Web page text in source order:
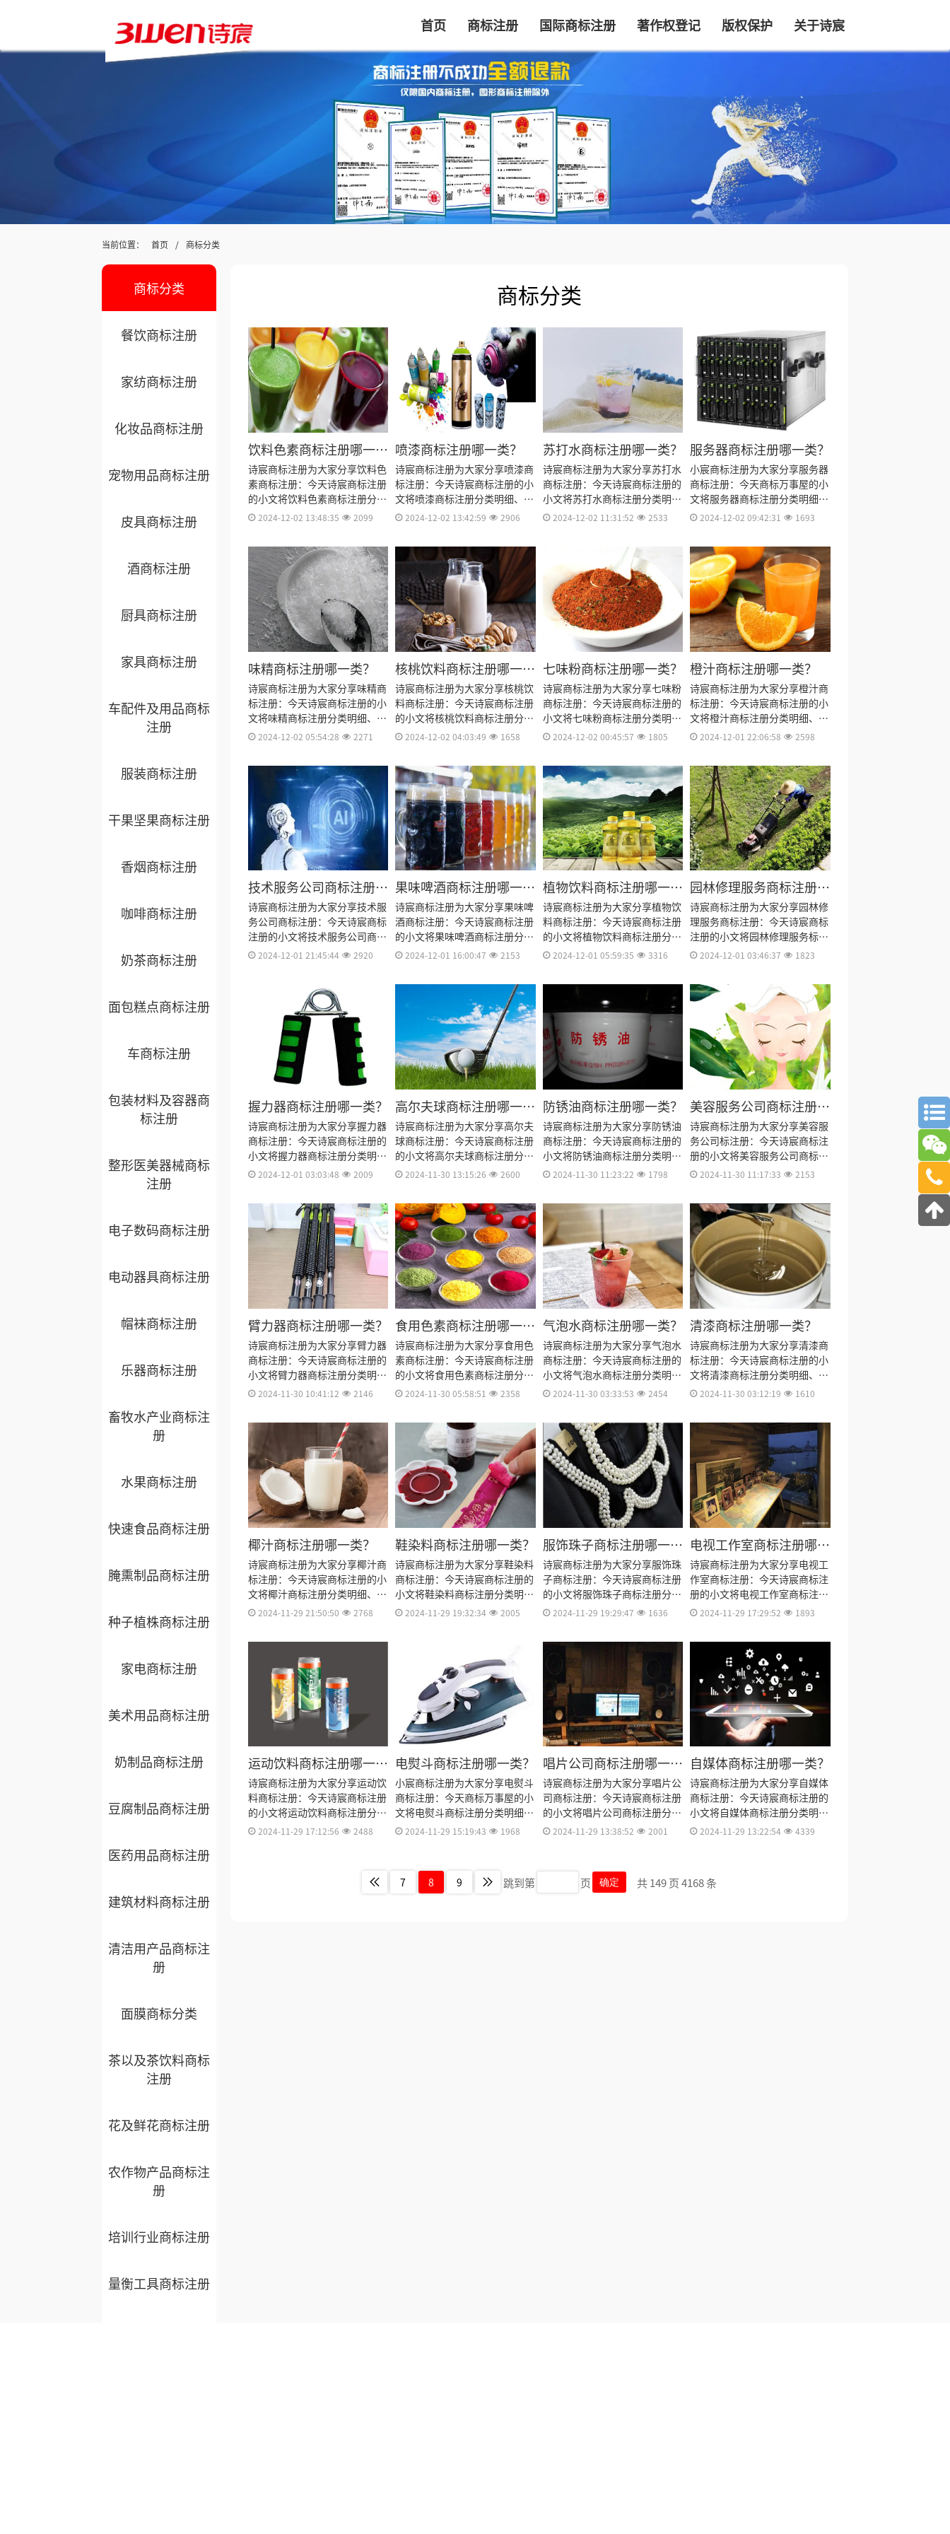
首页 商标注册 国际商标注册 著作权登记 版权保护 关于诗宸
当前位置： 首页 / 商标分类
商标分类
餐饮商标注册
家纺商标注册
化妆品商标注册
宠物用品商标注册
皮具商标注册
酒商标注册
厨具商标注册
家具商标注册
车配件及用品商标
注册
服装商标注册
干果坚果商标注册
香烟商标注册
咖啡商标注册
奶茶商标注册
面包糕点商标注册
车商标注册
包装材料及容器商
标注册
整形医美器械商标
注册
电子数码商标注册
电动器具商标注册
帽袜商标注册
乐器商标注册
畜牧水产业商标注
册
水果商标注册
快速食品商标注册
腌熏制品商标注册
种子植株商标注册
家电商标注册
美术用品商标注册
奶制品商标注册
豆腐制品商标注册
医药用品商标注册
建筑材料商标注册
清洁用产品商标注
册
面膜商标分类
茶以及茶饮料商标
注册
花及鲜花商标注册
农作物产品商标注
册
培训行业商标注册
量衡工具商标注册
商标分类
饮料色素商标注册哪一
类？
诗宸商标注册为大家分享饮料色
素商标注册：今天诗宸商标注册
的小文将饮料色素商标注册分类
明细、商标注册流程及费用、商
标注册证书有效期等资料整理出
来。
2024-12-02 13:48:35 2099
喷漆商标注册哪一类？
诗宸商标注册为大家分享喷漆商
标注册：今天诗宸商标注册的小
文将喷漆商标注册分类明细、商
标注册流程及费用、商标注册多
书有效期等资料整理出来。
2024-12-02 13:42:59 2906
苏打水商标注册哪一类？
诗宸商标注册为大家分享苏打水
商标注册：今天诗宸商标注册的
小文将苏打水商标注册分类明
细、商标注册流程及费用、商标
注册证书有效期等资料整理出
2024-12-02 11:31:52 2533
服务器商标注册哪一类？
小宸商标注册为大家分享服务器
商标注册：今天商标万事屋的小
文将服务器商标注册分类明细、
商标注册流程及费用、商标注册
证书有效期等资料整理出来。
2024-12-02 09:42:31 1693
味精商标注册哪一类？
诗宸商标注册为大家分享味精商
标注册：今天诗宸商标注册的小
文将味精商标注册分类明细、商
标注册流程及费用、商标注册多
2024-12-02 05:54:28 2271
核桃饮料商标注册哪一
类？
诗宸商标注册为大家分享核桃饮
料商标注册：今天诗宸商标注册
的小文将核桃饮料商标注册分类
明细、商标注册流程及费用、商
来。
2024-12-02 04:03:49 1658
七味粉商标注册哪一类？
诗宸商标注册为大家分享七味粉
商标注册：今天诗宸商标注册的
小文将七味粉商标注册分类明
细、商标注册流程及费用、商标
来。
2024-12-02 00:45:57 1805
橙汁商标注册哪一类？
诗宸商标注册为大家分享橙汁商
标注册：今天诗宸商标注册的小
文将橙汁商标注册分类明细、商
标注册流程及费用、商标注册多
2024-12-01 22:06:58 2598
技术服务公司商标注册哪
一类？
诗宸商标注册为大家分享技术服
务公司商标注册：今天诗宸商标
注册的小文将技术服务公司商标
注册分类明细、商标注册流程及
料整理出来。
2024-12-01 21:45:44 2920
果味啤酒商标注册哪一
类？
诗宸商标注册为大家分享果味啤
酒商标注册：今天诗宸商标注册
的小文将果味啤酒商标注册分类
明细、商标注册流程及费用、商
标注册证书有效期等资料整理出
2024-12-01 16:00:47 2153
植物饮料商标注册哪一
类？
诗宸商标注册为大家分享植物饮
料商标注册：今天诗宸商标注册
的小文将植物饮料商标注册分类
明细、商标注册流程及费用、商
标注册证书有效期等资料整理出
2024-12-01 05:59:35 3316
园林修理服务商标注册哪
一类？
诗宸商标注册为大家分享园林修
理服务商标注册：今天诗宸商标
注册的小文将园林修理服务标注
册分类明细、商标注册流程及费
料和商标注册证书有效期等资料
整理出来。
2024-12-01 03:46:37 1823
握力器商标注册哪一类？
诗宸商标注册为大家分享握力器
商标注册：今天诗宸商标注册的
小文将握力器商标注册分类明
细、商标注册流程及费用、商标
注册证书有效期等资料整理出
2024-12-01 03:03:48 2009
高尔夫球商标注册哪一
类？
诗宸商标注册为大家分享高尔夫
球商标注册：今天诗宸商标注册
的小文将高尔夫球商标注册分类
明细、商标注册流程及费用、商
标注册证书有效期等资料整理出
来。
2024-11-30 13:15:26 2600
防锈油商标注册哪一类？
诗宸商标注册为大家分享防锈油
商标注册：今天诗宸商标注册的
小文将防锈油商标注册分类明
细、商标注册流程及费用、商标
注册证书有效期等资料整理出
来。
2024-11-30 11:23:22 1798
美容服务公司商标注册哪
一类？
诗宸商标注册为大家分享美容服
务公司标注册：今天诗宸商标注
册的小文将美容服务公司商标注
册分类明细、商标注册流程及费
料和商标注册证书有效期等资料
整理出来。
2024-11-30 11:17:33 2153
臂力器商标注册哪一类？
诗宸商标注册为大家分享臂力器
商标注册：今天诗宸商标注册的
小文将臂力器商标注册分类明
细、商标注册流程及费用、商标
来。
2024-11-30 10:41:12 2146
食用色素商标注册哪一
类？
诗宸商标注册为大家分享食用色
素商标注册：今天诗宸商标注册
的小文将食用色素商标注册分类
明细、商标注册流程及费用、商
2024-11-30 05:58:51 2358
气泡水商标注册哪一类？
诗宸商标注册为大家分享气泡水
商标注册：今天诗宸商标注册的
小文将气泡水商标注册分类明
细、商标注册流程及费用、商标
来。
2024-11-30 03:33:53 2454
清漆商标注册哪一类？
诗宸商标注册为大家分享清漆商
标注册：今天诗宸商标注册的小
文将清漆商标注册分类明细、商
标注册流程及费用、商标注册多
2024-11-30 03:12:19 1610
椰汁商标注册哪一类？
诗宸商标注册为大家分享椰汁商
标注册：今天诗宸商标注册的小
文将椰汁商标注册分类明细、商
标注册流程及费用、商标注册多
2024-11-29 21:50:50 2768
鞋染料商标注册哪一类？
诗宸商标注册为大家分享鞋染料
商标注册：今天诗宸商标注册的
小文将鞋染料商标注册分类明
细、商标注册流程及费用、商标
2024-11-29 19:32:34 2005
服饰珠子商标注册哪一
类？
诗宸商标注册为大家分享服饰珠
子商标注册：今天诗宸商标注册
的小文将服饰珠子商标注册分类
明细、商标注册流程及费用、商
来。
2024-11-29 19:29:47 1636
电视工作室商标注册哪一
类？
诗宸商标注册为大家分享电视工
作室商标注册：今天诗宸商标注
册的小文将电视工作室商标注册
分类明细、商标注册流程及费
2024-11-29 17:29:52 1893
运动饮料商标注册哪一
类？
诗宸商标注册为大家分享运动饮
料商标注册：今天诗宸商标注册
的小文将运动饮料商标注册分类
明细、商标注册流程及费用、商
2024-11-29 17:12:56 2488
电熨斗商标注册哪一类？
小宸商标注册为大家分享电熨斗
商标注册：今天商标万事屋的小
文将电熨斗商标注册分类明细、
商标注册流程及费用、商标注册
2024-11-29 15:19:43 1968
唱片公司商标注册哪一
类？
诗宸商标注册为大家分享唱片公
司商标注册：今天诗宸商标注册
的小文将唱片公司商标注册分类
明细、商标注册流程及费用、商
来。
2024-11-29 13:38:52 2001
自媒体商标注册哪一类？
诗宸商标注册为大家分享自媒体
商标注册：今天诗宸商标注册的
小文将自媒体商标注册分类明
细、商标注册流程及费用、商标
2024-11-29 13:22:54 4339
7 8 9 跳到第 页 确定 共 149 页 4168 条